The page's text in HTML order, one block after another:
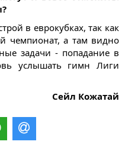
в еврокубках, так как
чемпионат, а там видно
задачи - попадание в
услышать гимн Лиги
Сейл Кожатай